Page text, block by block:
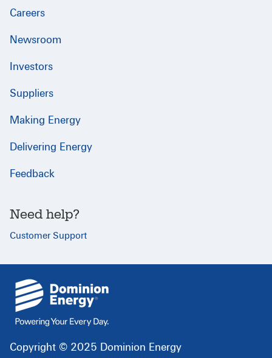
Careers
Newsroom
Investors
Suppliers
Making Energy
Delivering Energy
Feedback
Need help?
Customer Support
Copyright © 2025 Dominion Energy